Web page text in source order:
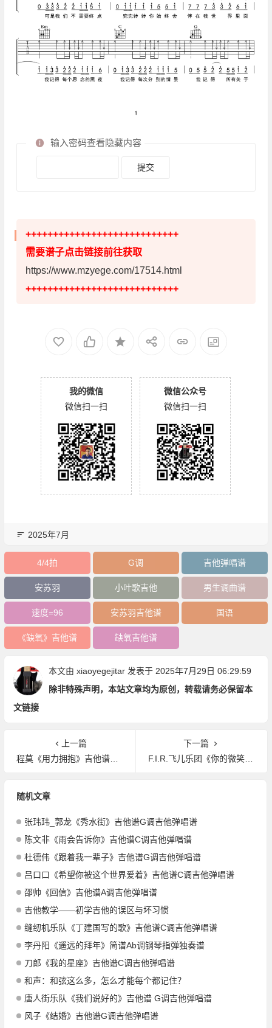
输入密码查看隐藏内容
++++++++++++++++++++++++++++
需要谱子点击链接前往获取
https://www.mzyege.com/17514.html
++++++++++++++++++++++++++++
我的微信
微信扫一扫
微信公众号
微信扫一扫
2025年7月
4/4拍 G调 吉他弹唱谱
安苏羽 小叶歌吉他 男生调曲谱
速度=96 安苏羽吉他谱 国语
《缺氧》吉他谱 缺氧吉他谱
本文由 xiaoyegejitar发表于 2025年7月29日 06:29:59
除非特殊声明，本站文章均为原创，转载请务必保留本
文链接
上一篇
程莫《用力拥抱》吉他谱C调吉他弹唱谱
下一篇
F.I.R.飞儿乐团《你的微笑》吉他谱G调吉他弹唱谱
随机文章
张玮玮_郭龙《秀水街》吉他谱G调吉他弹唱谱
陈文非《雨会告诉你》吉他谱C调吉他弹唱谱
杜德伟《跟着我一辈子》吉他谱G调吉他弹唱谱
吕口口《希望你被这个世界爱着》吉他谱C调吉他弹唱谱
邵帅《回信》吉他谱A调吉他弹唱谱
吉他教学——初学吉他的误区与坏习惯
缝纫机乐队《丁建国写的歌》吉他谱C调吉他弹唱谱
李丹阳《遥远的拜年》简谱Ab调钢琴指弹独奏谱
刀郎《我的星座》吉他谱C调吉他弹唱谱
和声：和弦这么多，怎么才能每个都记住？
唐人街乐队《我们说好的》吉他谱 G调吉他弹唱谱
风子《结婚》吉他谱G调吉他弹唱谱